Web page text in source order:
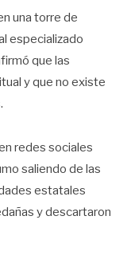
una torre de
especializado
que las
y que no existe
redes sociales
saliendo de las
estatales
y descartaron